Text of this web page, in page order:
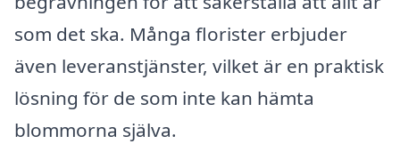
som det ska. Många florister erbjuder
även leveranstjänster, vilket är en praktisk
lösning för de som inte kan hämta
blommorna själva.